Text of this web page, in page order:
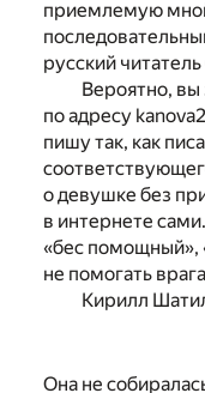
приемлемую мной
русский
Вероятно, вы
по адресу
пишу так, как
о девушке без
в интернете
«бес помощный»,
не помогать
Кирилл
Она не